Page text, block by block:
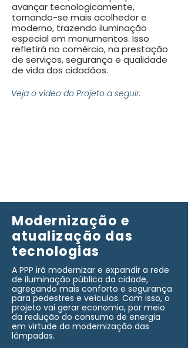
avançar tecnologicamente,
tornando-se mais acolhedor e
moderno, trazendo iluminação
especial em monumentos. Isso
refletirá no comércio, na prestação
de serviços, segurança e qualidade
de vida dos cidadãos.
Veja o vídeo do Projeto a seguir.
Modernização e
atualização das
tecnologias
A PPP irá modernizar e expandir a rede
de iluminação pública da cidade,
agregando mais conforto e segurança
para pedestres e veículos. Com isso, o
projeto vai gerar economia, por meio
da redução do consumo de energia
em virtude da modernização das
lâmpadas.